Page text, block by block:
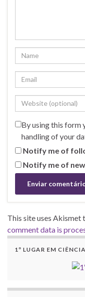
By using this form
handling of your
Notify me of
Notify me of
This site uses Akismet
comment data is
1º LUGAR EM